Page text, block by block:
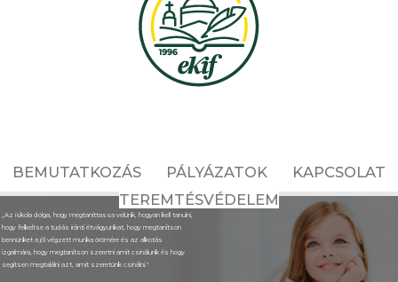
BEMUTATKOZÁS PÁLYÁZATOK
KAPCSOLAT
TEREMTÉSVÉDELEM
„Az iskola dolga, hogy megtaníttassa velünk, hogyan kell tanulni,
hogy felkeltse a tudás iránti étvágyunkat, hogy megtanítson
bennünket a jól végzett munka örömére és az alkotás
izgalmára, hogy megtanítson szeretni amit csinálunk és hogy
segítsen megtalálni azt, amit szeretünk csinálni."